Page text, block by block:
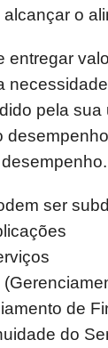
o
entregar
pela
ser
de
do